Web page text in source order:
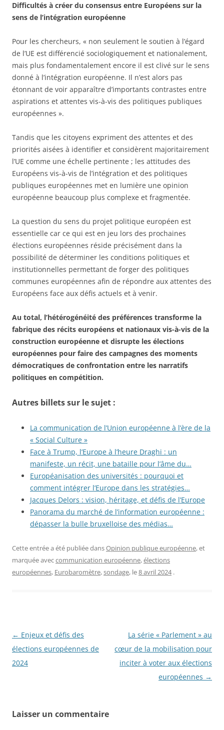
Difficultés à créer du consensus entre Européens sur la
sens de l’intégration européenne
Pour les chercheurs, « non seulement le soutien à l’égard
de l’UE est différencié sociologiquement et nationalement,
mais plus fondamentalement encore il est clivé sur le sens
donné à l’intégration européenne. Il n’est alors pas
étonnant de voir apparaître d’importants contrastes entre
aspirations et attentes vis-à-vis des politiques publiques
européennes ».
Tandis que les citoyens expriment des attentes et des
priorités aisées à identifier et considèrent majoritairement
l’UE comme une échelle pertinente ; les attitudes des
Européens vis-à-vis de l’intégration et des politiques
publiques européennes met en lumière une opinion
européenne beaucoup plus complexe et fragmentée.
La question du sens du projet politique européen est
essentielle car ce qui est en jeu lors des prochaines
élections européennes réside précisément dans la
possibilité de déterminer les conditions politiques et
institutionnelles permettant de forger des politiques
communes européennes afin de répondre aux attentes des
Européens face aux défis actuels et à venir.
Au total, l’hétérogénéité des préférences transforme la
fabrique des récits européens et nationaux vis-à-vis de la
construction européenne et disrupte les élections
européennes pour faire des campagnes des moments
démocratiques de confrontation entre les narratifs
politiques en compétition.
Autres billets sur le sujet :
La communication de l’Union européenne à l’ère de la
« Social Culture »
Face à Trump, l’Europe à l’heure Draghi : un
manifeste, un récit, une bataille pour l’âme du…
Européanisation des universités : pourquoi et
comment intégrer l’Europe dans les stratégies…
Jacques Delors : vision, héritage, et défis de l’Europe
Panorama du marché de l’information européenne :
dépasser la bulle bruxelloise des médias…
Cette entrée a été publiée dansOpinion publique européenne, et
marquée aveccommunication européenne,élections
européennes, Eurobaromètre,sondage, le8 avril 2024 .
Navigation
des
articles
← Enjeux et défis des
élections européennes de
2024
La série « Parlement » au
cœur de la mobilisation pour
inciter à voter aux élections
européennes →
Laisser un commentaire